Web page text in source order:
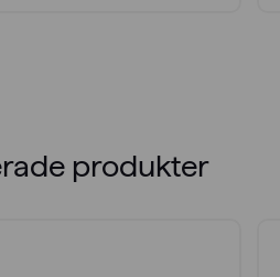
produkter